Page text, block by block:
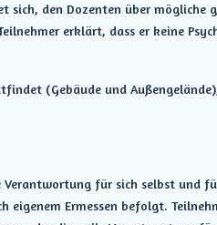
sich, den Dozenten über mögliche
erklärt, dass er keine
(Gebäude und
für sich selbst und
eigenem Ermessen befolgt.